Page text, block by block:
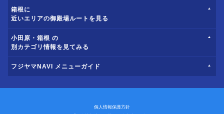
箱根に
近いエリアの御殿場ルートを見る
小田原・箱根 の
別カテゴリ情報を見てみる
フジヤマNAVI メニューガイド
個人情報保護方針